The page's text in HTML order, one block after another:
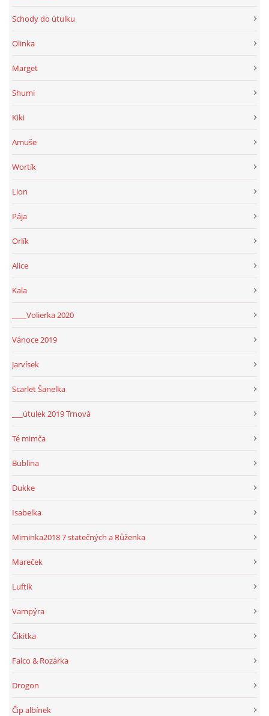
Schody do útulku
Olinka
Marget
Shumi
Kiki
Amuše
Wortík
Lion
Pája
Orlík
Alice
Kala
____Volierka 2020
Vánoce 2019
Jarvísek
Scarlet Šanelka
___útulek 2019 Trnová
Té mimča
Bublina
Dukke
Isabelka
Miminka2018 7 statečných a Růženka
Mareček
Luftík
Vampýra
Čikitka
Falco & Rozárka
Drogon
Čip albínek